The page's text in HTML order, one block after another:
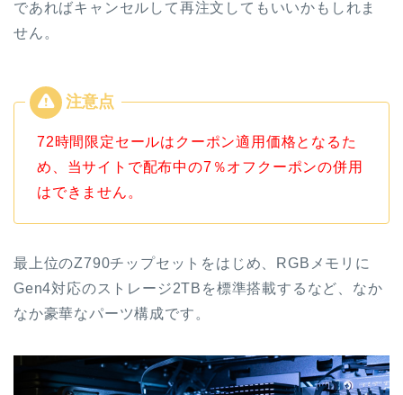
であればキャンセルして再注文してもいいかもしれま
せん。
72時間限定セールはクーポン適用価格となるた
め、当サイトで配布中の7％オフクーポンの併用
はできません。
最上位のZ790チップセットをはじめ、RGBメモリに
Gen4対応のストレージ2TBを標準搭載するなど、なか
なか豪華なパーツ構成です。